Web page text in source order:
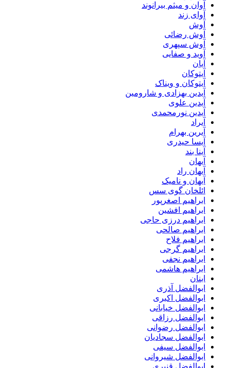
آوان و میثم بیرانوند
آوای زند
آوش
آوش رضائی
آوش سپهری
آوید و صفایی
آیان
آیتوکان
آیتوکان و ویناک
آیدین بهزادی و شارومین
آیدین علوی
آیدین نورمحمدی
آیراد
آیرین بهرام
آیسا حیدری
آینا بند
آیهان
آیهان راد
آیهان و نامیک
ائلخان گوی سس
ابراهیم اصغرپور
ابراهیم افشین
ابراهیم درزی حاجی
ابراهیم صالحی
ابراهیم فلاح
ابراهیم گرجی
ابراهیم نجفی
ابراهیم هاشمی
ابنان
ابوالفضل آذری
ابوالفضل اکبری
ابوالفضل خیابانی
ابوالفضل رزاقی
ابوالفضل رضوانی
ابوالفضل سجادیان
ابوالفضل سیفی
ابوالفضل شیروانی
ابوالفضل قنبری